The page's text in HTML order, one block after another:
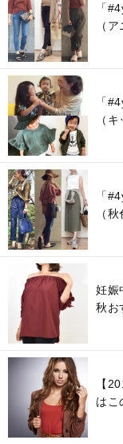
「
（
「
（
「
（
妊娠
秋お
【
はこ